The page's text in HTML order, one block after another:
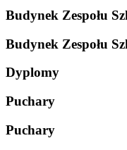
Budynek Zespołu
Budynek Zespołu
Dyplomy
Puchary
Puchary